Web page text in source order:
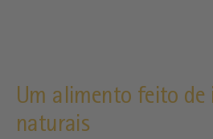
Um alimento feito de
naturais